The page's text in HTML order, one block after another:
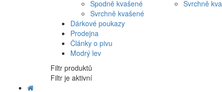
Spodně kvašené
Svrchně kvašené
Svrchně
Dárkové poukazy
Prodejna
Články o pivu
Modrý lev
Filtr produktů
Filtr je aktivní